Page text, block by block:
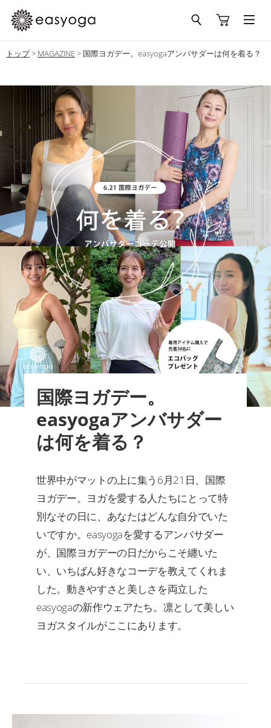
トップ> MAGAZINE> 国際ヨガデー。easyogaアンバサダーは何を着る？
国際ヨガデー。
easyogaアンバサダー
は何を着る？
世界中がマットの上に集う6月21日、国際
ヨガデー。ヨガを愛する人たちにとって特
別なその日に、あなたはどんな自分でいた
いですか。easyogaを愛するアンバサダー
が、国際ヨガデーの日だからこそ纏いた
い、いちばん好きなコーデを教えてくれま
した。動きやすさと美しさを両立した
easyogaの新作ウェアたち。凛として美しい
ヨガスタイルがここにあります。